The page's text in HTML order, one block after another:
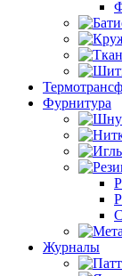
Фурнитура
Журналы